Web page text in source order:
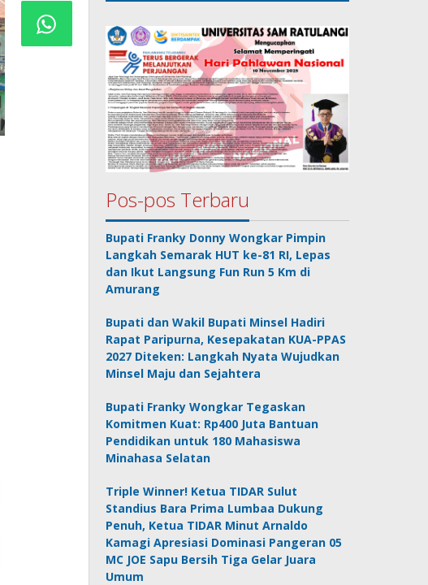
Pos-pos Terbaru
Bupati Franky Donny Wongkar Pimpin
Langkah Semarak HUT ke-81 RI, Lepas
dan Ikut Langsung Fun Run 5 Km di
Amurang
Bupati dan Wakil Bupati Minsel Hadiri
Rapat Paripurna, Kesepakatan KUA-PPAS
2027 Diteken: Langkah Nyata Wujudkan
Minsel Maju dan Sejahtera
Bupati Franky Wongkar Tegaskan
Komitmen Kuat: Rp400 Juta Bantuan
Pendidikan untuk 180 Mahasiswa
Minahasa Selatan
Triple Winner! Ketua TIDAR Sulut
Standius Bara Prima Lumbaa Dukung
Penuh, Ketua TIDAR Minut Arnaldo
Kamagi Apresiasi Dominasi Pangeran 05
MC JOE Sapu Bersih Tiga Gelar Juara
Umum